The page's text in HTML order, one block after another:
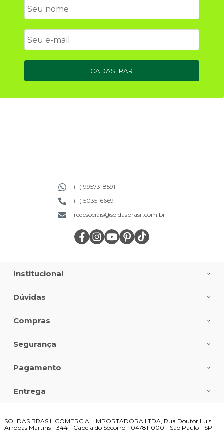
CADASTRAR
(11) 99573-8591
(11) 5035-6669
redesociais@soldasbrasil.com.br
Institucional
Dúvidas
Compras
Segurança
Pagamento
Entrega
SOLDAS BRASIL COMERCIAL IMPORTADORA LTDA, Rua Doutor Luis
Arrobas Martins - 344 - Capela do Socorro - 04781-000 - São Paulo - SP